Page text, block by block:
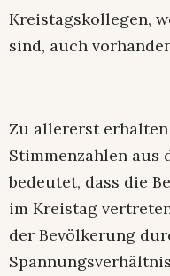
Kreistagskollegen,
sind, auch
Zu allererst
Stimmenzahlen aus
bedeutet, dass die
im Kreistag
der Bevölkerung